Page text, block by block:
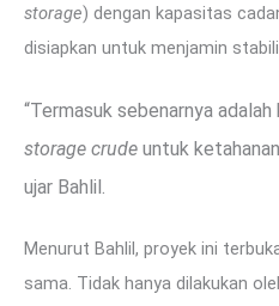
storage) dengan kapasitas
disiapkan untuk menjamin
“Termasuk sebenarnya
storage crude untuk
ujar Bahlil.
Menurut Bahlil, proyek ini
sama. Tidak hanya dilakukan